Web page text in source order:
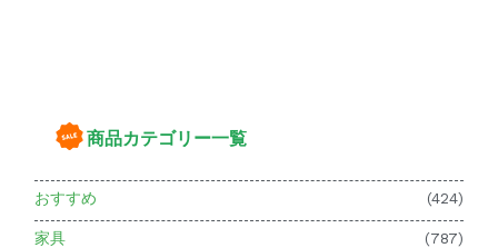
商品カテゴリー一覧
おすすめ (424)
家具 (787)